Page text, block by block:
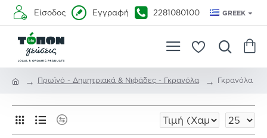
Είσοδος Εγγραφή 2281080100 GREEK
Πρωϊνό - Δημητριακά & Νιφάδες - Γκρανόλα Γκρανόλα